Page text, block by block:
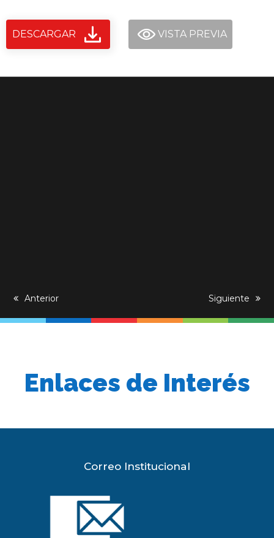
DESCARGAR VISTA PREVIA
previous
Anterior
next
Siguiente
Enlaces de Interés
Correo Institucional